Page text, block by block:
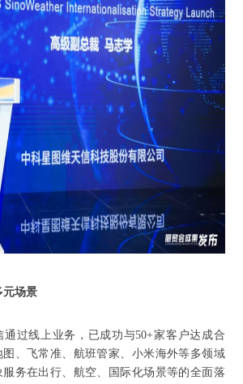
元场景
通过线上业务，已成功与50+家客户达成合
、飞常准、航班管家、小米海外等多领域
务在出行、航空、国际化场景等的全面落